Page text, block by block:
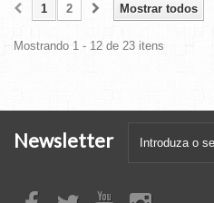
Mostrar todos
1 2
Mostrando 1 - 12 de 23 itens
Newsletter